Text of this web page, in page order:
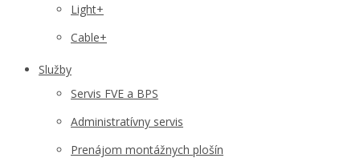
Light+
Cable+
Služby
Servis FVE a BPS
Administratívny servis
Prenájom montážnych plošín